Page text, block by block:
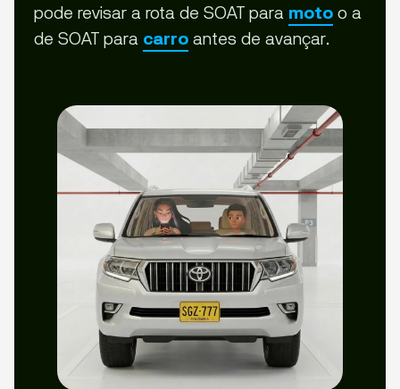
pode revisar a rota de SOAT para moto o a
de SOAT para carro antes de avançar.